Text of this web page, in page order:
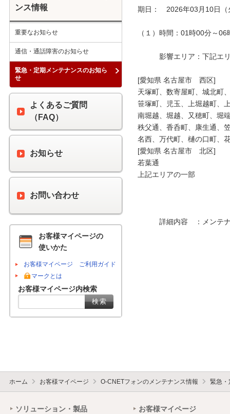
期日：　2026年03月10日（
（１）時間：01時00分～06
影響エリア：下記エリ
[愛知県 名古屋市　西区]
天塚町、数寄屋町、城北町
笹塚町、児玉、上堀越町、
南堀越、堀越、又穂町、堀
秩父通、香呑町、康生通、
名西、万代町、樋の口町、
[愛知県 名古屋市　北区]
若葉通
上記エリアの一部
詳細内容　：メンテナ
ンス情報
重要なお知らせ
通信・通話障害のお知らせ
緊急・定期メンテナンスのお知ら
せ
よくあるご質問
（FAQ）
お知らせ
お問い合わせ
お客様マイページの
使いかた
お客様マイページ ご利用ガイド
マークとは
お客様マイページ内検索
ホーム お客様マイページ O-CNETフォンのメンテナンス情報 緊急・
ソリューション・製品 お客様マイページ